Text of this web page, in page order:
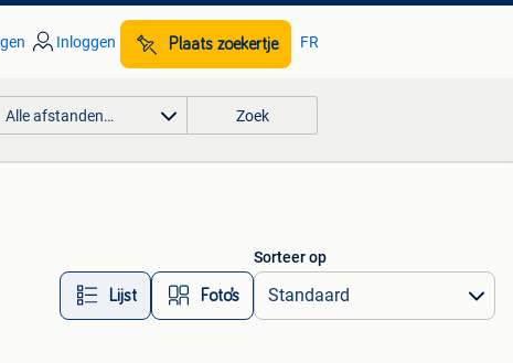
Inloggen Plaats zoekertje FR
Alle afstanden… Zoek
Lijst Foto’s
Sorteer op